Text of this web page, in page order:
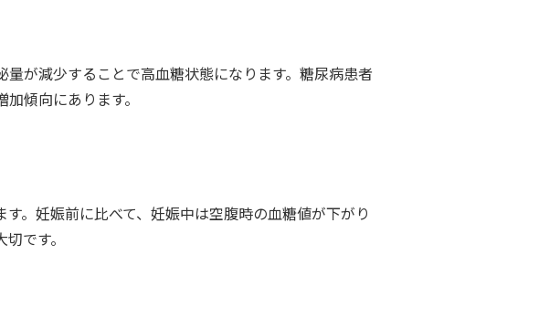
が減少することで高血糖状態になります。糖尿病患者
傾向にあります。
。妊娠前に比べて、妊娠中は空腹時の血糖値が下がり
です。